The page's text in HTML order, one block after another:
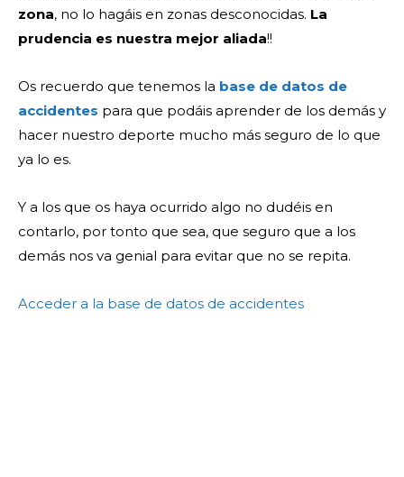
zona, no lo hagáis en zonas desconocidas. La
prudencia es nuestra mejor aliada!!
Os recuerdo que tenemos la base de datos de
accidentes para que podáis aprender de los demás y
hacer nuestro deporte mucho más seguro de lo que
ya lo es.
Y a los que os haya ocurrido algo no dudéis en
contarlo, por tonto que sea, que seguro que a los
demás nos va genial para evitar que no se repita.
Acceder a la base de datos de accidentes